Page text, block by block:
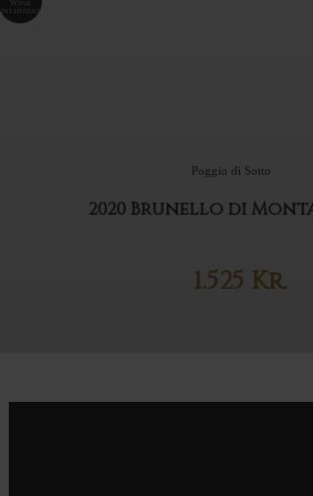
Poggio di Sotto
2020 Brunello di
Wine
1.525 Kr.